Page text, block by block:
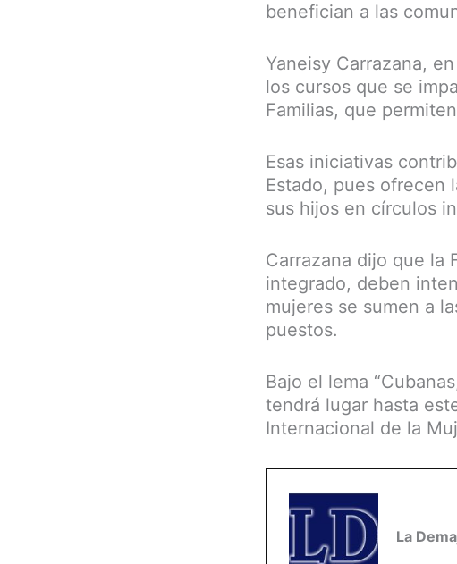
benefician a las
Yaneisy Carrazana,
los cursos que se
Familias, que
Esas iniciativas
Estado, pues ofrecen
sus hijos en círculos
Carrazana dijo que la
integrado, deben
mujeres se sumen a
puestos.
Bajo el lema
tendrá lugar hasta
Internacional de la
La